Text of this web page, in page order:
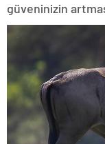
güveninizin